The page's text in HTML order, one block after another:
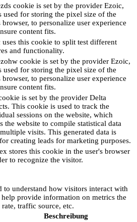
cookie is set by the provider Ezoic,
used for storing the pixel size of the
browser, to personalize user experience
content fits.
uses this cookie to split test different
and functionality.
cookie is set by the provider Ezoic,
used for storing the pixel size of the
browser, to personalize user experience
content fits.
is set by the provider Delta
This cookie is used to track the
sessions on the website, which
the website to compile statistical data
visits. This generated data is
creating leads for marketing purposes.
stores this cookie in the user's browser
to recognize the visitor.
to understand how visitors interact with
provide information on metrics the
traffic source, etc.
Beschreibung